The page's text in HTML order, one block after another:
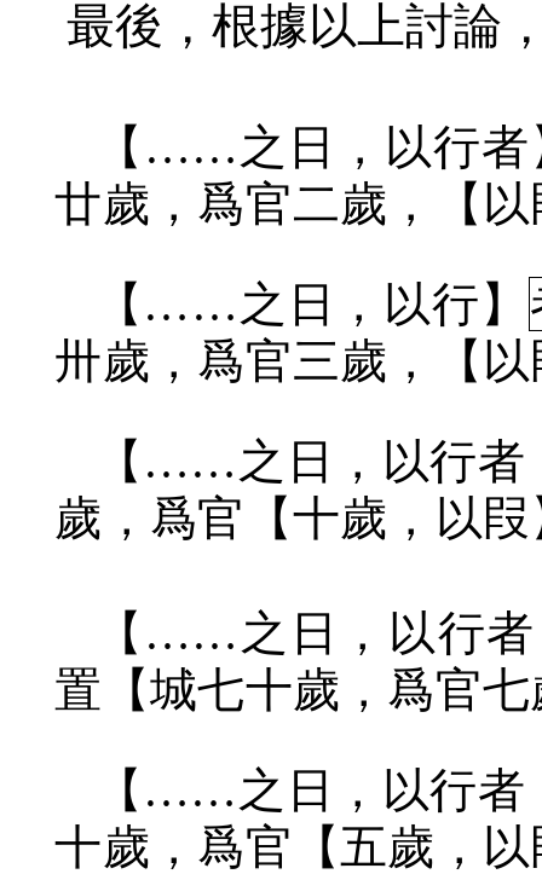
最後，根據以上討論
【……之日，以行者
廿歲，爲官二歲，【以
【……之日，以行】
卅歲，爲官三歲，【以
【……之日，以行者
歲，爲官【十歲，以叚
【……之日，以行
置【城七十歲，爲官
【……之日，以行者
十歲，爲官【五歲，以